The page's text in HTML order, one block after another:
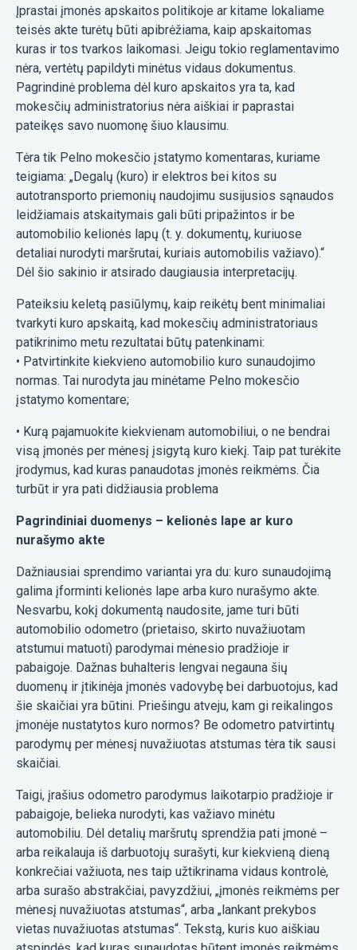
Įprastai įmonės apskaitos politikoje ar kitame lokaliame
teisės akte turėtų būti apibrėžiama, kaip apskaitomas
kuras ir tos tvarkos laikomasi. Jeigu tokio reglamentavimo
nėra, vertėtų papildyti minėtus vidaus dokumentus.
Pagrindinė problema dėl kuro apskaitos yra ta, kad
mokesčių administratorius nėra aiškiai ir paprastai
pateikęs savo nuomonę šiuo klausimu.
Tėra tik Pelno mokesčio įstatymo komentaras, kuriame
teigiama: „Degalų (kuro) ir elektros bei kitos su
autotransporto priemonių naudojimu susijusios sąnaudos
leidžiamais atskaitymais gali būti pripažintos ir be
automobilio kelionės lapų (t. y. dokumentų, kuriuose
detaliai nurodyti maršrutai, kuriais automobilis važiavo).“
Dėl šio sakinio ir atsirado daugiausia interpretacijų.
Pateiksiu keletą pasiūlymų, kaip reikėtų bent minimaliai
tvarkyti kuro apskaitą, kad mokesčių administratoriaus
patikrinimo metu rezultatai būtų patenkinami:
• Patvirtinkite kiekvieno automobilio kuro sunaudojimo
normas. Tai nurodyta jau minėtame Pelno mokesčio
įstatymo komentare;
• Kurą pajamuokite kiekvienam automobiliui, o ne bendrai
visą įmonės per mėnesį įsigytą kuro kiekį. Taip pat turėkite
įrodymus, kad kuras panaudotas įmonės reikmėms. Čia
turbūt ir yra pati didžiausia problema
Pagrindiniai duomenys – kelionės lape ar kuro
nurašymo akte
Dažniausiai sprendimo variantai yra du: kuro sunaudojimą
galima įforminti kelionės lape arba kuro nurašymo akte.
Nesvarbu, kokį dokumentą naudosite, jame turi būti
automobilio odometro (prietaiso, skirto nuvažiuotam
atstumui matuoti) parodymai mėnesio pradžioje ir
pabaigoje. Dažnas buhalteris lengvai negauna šių
duomenų ir įtikinėja įmonės vadovybę bei darbuotojus, kad
šie skaičiai yra būtini. Priešingu atveju, kam gi reikalingos
įmonėje nustatytos kuro normos? Be odometro patvirtintų
parodymų per mėnesį nuvažiuotas atstumas tėra tik sausi
skaičiai.
Taigi, įrašius odometro parodymus laikotarpio pradžioje ir
pabaigoje, belieka nurodyti, kas važiavo minėtu
automobiliu. Dėl detalių maršrutų sprendžia pati įmonė –
arba reikalauja iš darbuotojų surašyti, kur kiekvieną dieną
konkrečiai važiuota, nes taip užtikrinama vidaus kontrolė,
arba surašo abstrakčiai, pavyzdžiui, „įmonės reikmėms per
mėnesį nuvažiuotas atstumas“, arba „lankant prekybos
vietas nuvažiuotas atstumas“. Tekstą, kuris kuo aiškiau